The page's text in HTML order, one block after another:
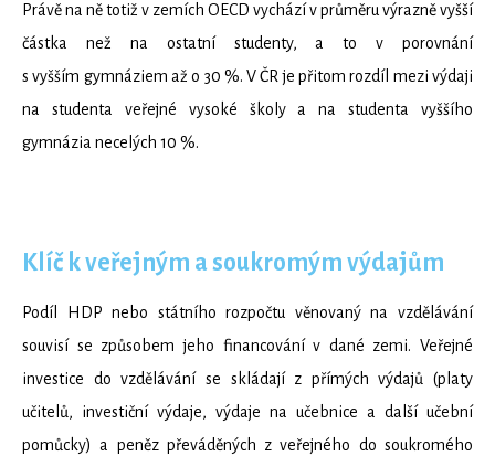
Právě na ně totiž v zemích OECD vychází v průměru výrazně vyšší
částka než na ostatní studenty, a to v porovnání
s vyšším gymnáziem až o 30 %. V ČR je přitom rozdíl mezi výdaji
na studenta veřejné vysoké školy a na studenta vyššího
gymnázia necelých 10 %.
Klíč k veřejným a soukromým výdajům
Podíl HDP nebo státního rozpočtu věnovaný na vzdělávání
souvisí se způsobem jeho financování v dané zemi. Veřejné
investice do vzdělávání se skládají z přímých výdajů (platy
učitelů, investiční výdaje, výdaje na učebnice a další učební
pomůcky) a peněz převáděných z veřejného do soukromého